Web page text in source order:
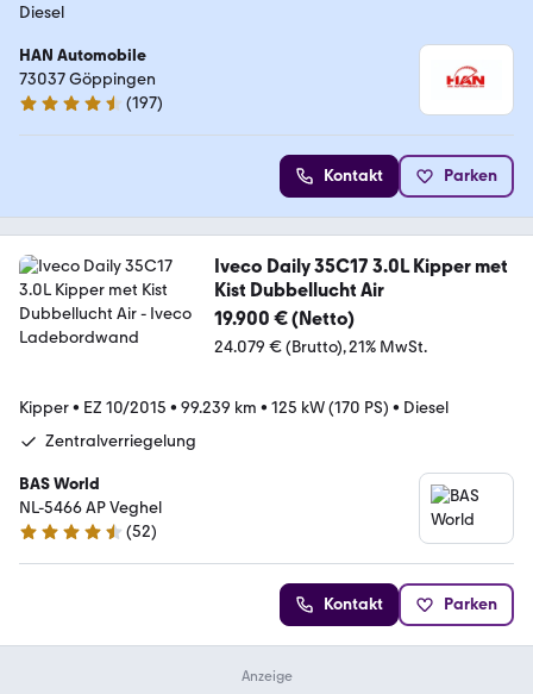
Diesel
HAN Automobile
73037 Göppingen
4.7 Sterne
(197)
Kontakt Parken
Iveco Daily 35C17 3.0L Kipper met
Kist Dubbellucht Air
19.900 € (Netto)
24.079 € (Brutto) 21% MwSt.
Kipper• EZ 10/2015 • 99.239 km • 125 kW (170 PS) • Diesel
Zentralverriegelung
BAS World
NL-5466 AP Veghel
4.7 Sterne
(52)
Kontakt Parken